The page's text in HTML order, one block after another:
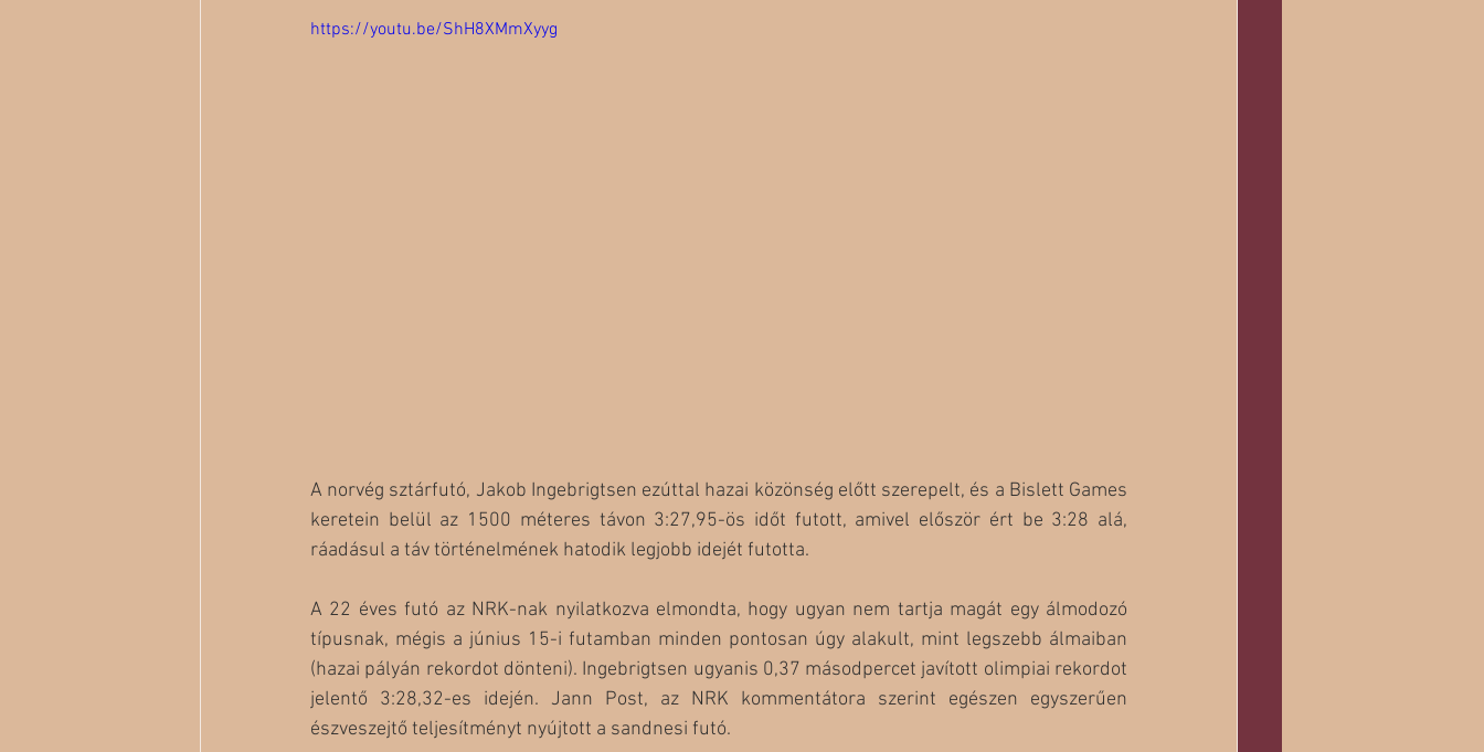
https://youtu.be/ShH8XMmXyyg
A norvég sztárfutó, Jakob Ingebrigtsen ezúttal hazai közönség előtt szerepelt, és a Bislett Games
keretein belül az 1500 méteres távon 3:27,95-ös időt futott, amivel először ért be 3:28 alá,
ráadásul a táv történelmének hatodik legjobb idejét futotta.
A 22 éves futó az NRK-nak nyilatkozva elmondta, hogy ugyan nem tartja magát egy álmodozó
típusnak, mégis a június 15-i futamban minden pontosan úgy alakult, mint legszebb álmaiban
(hazai pályán rekordot dönteni). Ingebrigtsen ugyanis 0,37 másodpercet javított olimpiai rekordot
jelentő 3:28,32-es idején. Jann Post, az NRK kommentátora szerint egészen egyszerűen
észveszejtő teljesítményt nyújtott a sandnesi futó.